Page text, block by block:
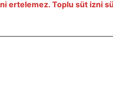
ertelemez. Toplu süt izni